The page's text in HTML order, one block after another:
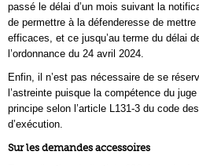
passé le délai d’un mois suivant la
de permettre à la défenderesse de
efficaces, et ce jusqu’au terme du délai
l’ordonnance du 24 avril 2024.
Enfin, il n’est pas nécessaire de se
l’astreinte puisque la compétence du
principe selon l’article L131-3 du code
d’exécution.
Sur les demandes accessoires